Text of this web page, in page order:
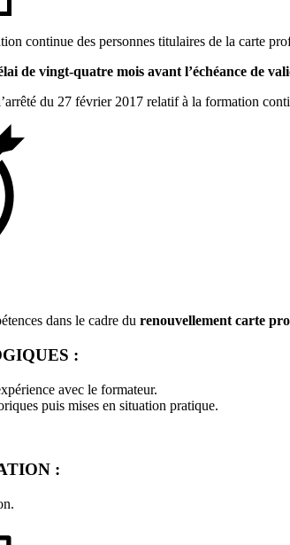
continue des personnes titulaires de la carte
de vingt-quatre mois avant l’échéance de
du 27 février 2017 relatif à la formation
dans le cadre du renouvellement carte
:
avec le formateur.
puis mises en situation pratique.
: